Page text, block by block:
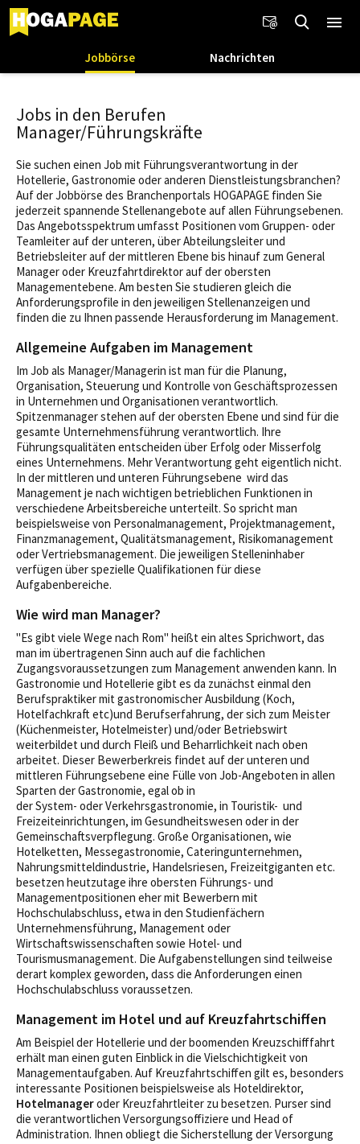
Jobbörse Nachrichten
Jobs in den Berufen
Manager/Führungskräfte
Sie suchen einen Job mit Führungsverantwortung in der
Hotellerie, Gastronomie oder anderen Dienstleistungsbranchen?
Auf der Jobbörse des Branchenportals HOGAPAGE finden Sie
jederzeit spannende Stellenangebote auf allen Führungsebenen.
Das Angebotsspektrum umfasst Positionen vom Gruppen- oder
Teamleiter auf der unteren, über Abteilungsleiter und
Betriebsleiter auf der mittleren Ebene bis hinauf zum General
Manager oder Kreuzfahrtdirektor auf der obersten
Managementebene. Am besten Sie studieren gleich die
Anforderungsprofile in den jeweiligen Stellenanzeigen und
finden die zu Ihnen passende Herausforderung im Management.
Allgemeine Aufgaben im Management
Im Job als Manager/Managerin ist man für die Planung,
Organisation, Steuerung und Kontrolle von Geschäftsprozessen
in Unternehmen und Organisationen verantwortlich.
Spitzenmanager stehen auf der obersten Ebene und sind für die
gesamte Unternehmensführung verantwortlich. Ihre
Führungsqualitäten entscheiden über Erfolg oder Misserfolg
eines Unternehmens. Mehr Verantwortung geht eigentlich nicht.
In der mittleren und unteren Führungsebene wird das
Management je nach wichtigen betrieblichen Funktionen in
verschiedene Arbeitsbereiche unterteilt. So spricht man
beispielsweise von Personalmanagement, Projektmanagement,
Finanzmanagement, Qualitätsmanagement, Risikomanagement
oder Vertriebsmanagement. Die jeweiligen Stelleninhaber
verfügen über spezielle Qualifikationen für diese
Aufgabenbereiche.
Wie wird man Manager?
"Es gibt viele Wege nach Rom" heißt ein altes Sprichwort, das
man im übertragenen Sinn auch auf die fachlichen
Zugangsvoraussetzungen zum Management anwenden kann. In
Gastronomie und Hotellerie gibt es da zunächst einmal den
Berufspraktiker mit gastronomischer Ausbildung (Koch,
Hotelfachkraft etc)und Berufserfahrung, der sich zum Meister
(Küchenmeister, Hotelmeister) und/oder Betriebswirt
weiterbildet und durch Fleiß und Beharrlichkeit nach oben
arbeitet. Dieser Bewerberkreis findet auf der unteren und
mittleren Führungsebene eine Fülle von Job-Angeboten in allen
Sparten der Gastronomie, egal ob in
der System- oder Verkehrsgastronomie, in Touristik- und
Freizeiteinrichtungen, im Gesundheitswesen oder in der
Gemeinschaftsverpflegung. Große Organisationen, wie
Hotelketten, Messegastronomie, Cateringunternehmen,
Nahrungsmitteldindustrie, Handelsriesen, Freizeitgiganten etc.
besetzen heutzutage ihre obersten Führungs- und
Managementpositionen eher mit Bewerbern mit
Hochschulabschluss, etwa in den Studienfächern
Unternehmensführung, Management oder
Wirtschaftswissenschaften sowie Hotel- und
Tourismusmanagement. Die Aufgabenstellungen sind teilweise
derart komplex geworden, dass die Anforderungen einen
Hochschulabschluss voraussetzen.
Management im Hotel und auf Kreuzfahrtschiffen
Am Beispiel der Hotellerie und der boomenden Kreuzschifffahrt
erhält man einen guten Einblick in die Vielschichtigkeit von
Managementaufgaben. Auf Kreuzfahrtschiffen gilt es, besonders
interessante Positionen beispielsweise als Hoteldirektor,
Hotelmanageroder Kreuzfahrtleiter zu besetzen. Purser sind
die verantwortlichen Versorgungsoffiziere und Head of
Administration. Ihnen obliegt die Sicherstellung der Versorgung